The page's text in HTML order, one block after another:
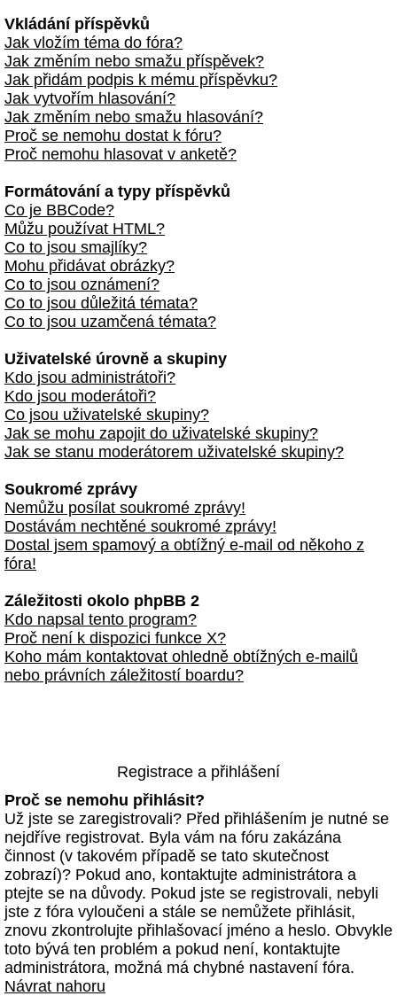
Vkládání příspěvků
Jak vložím téma do fóra?
Jak změním nebo smažu příspěvek?
Jak přidám podpis k mému příspěvku?
Jak vytvořím hlasování?
Jak změním nebo smažu hlasování?
Proč se nemohu dostat k fóru?
Proč nemohu hlasovat v anketě?
Formátování a typy příspěvků
Co je BBCode?
Můžu používat HTML?
Co to jsou smajlíky?
Mohu přidávat obrázky?
Co to jsou oznámení?
Co to jsou důležitá témata?
Co to jsou uzamčená témata?
Uživatelské úrovně a skupiny
Kdo jsou administrátoři?
Kdo jsou moderátoři?
Co jsou uživatelské skupiny?
Jak se mohu zapojit do uživatelské skupiny?
Jak se stanu moderátorem uživatelské skupiny?
Soukromé zprávy
Nemůžu posílat soukromé zprávy!
Dostávám nechtěné soukromé zprávy!
Dostal jsem spamový a obtížný e-mail od někoho z
fóra!
Záležitosti okolo phpBB 2
Kdo napsal tento program?
Proč není k dispozici funkce X?
Koho mám kontaktovat ohledně obtížných e-mailů
nebo právních záležitostí boardu?
Registrace a přihlášení
Proč se nemohu přihlásit?
Už jste se zaregistrovali? Před přihlášením je nutné se
nejdříve registrovat. Byla vám na fóru zakázána
činnost (v takovém případě se tato skutečnost
zobrazí)? Pokud ano, kontaktujte administrátora a
ptejte se na důvody. Pokud jste se registrovali, nebyli
jste z fóra vyloučeni a stále se nemůžete přihlásit,
znovu zkontrolujte přihlašovací jméno a heslo. Obvykle
toto bývá ten problém a pokud není, kontaktujte
administrátora, možná má chybné nastavení fóra.
Návrat nahoru